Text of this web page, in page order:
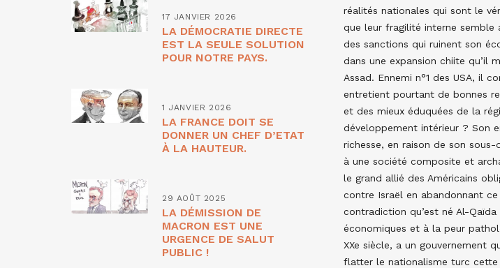
réalités nationales qui sont le
que leur fragilité interne semble
des sanctions qui ruinent son
dans une expansion chiite qu’il
Assad. Ennemi n°1 des USA, il
entretient pourtant de bonnes
et des mieux éduquées de la
développement intérieur ? Son
richesse, en raison de son
à une société composite et
le grand allié des Américains
contre Israël en abandonnant ce
contradiction qu’est né Al-
économiques et à la peur
XXe siècle, a un gouvernement
flatter le nationalisme turc cette
17 JANVIER 2026
LA DÉMOCRATIE DIRECTE
EST LA SEULE SOLUTION
POUR NOTRE PAYS.
1 JANVIER 2026
LA FRANCE DOIT SE
DONNER UN CHEF D’ETAT
À LA HAUTEUR.
29 AOÛT 2025
LA DÉMISSION DE
MACRON EST UNE
URGENCE DE SALUT
PUBLIC !